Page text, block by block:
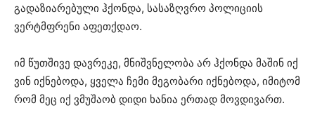
გადაზიარებული ჰქონდა, სასაზღვრო პოლიციის
ვერტმფრენი აფეთქდაო.
იმ წუთშივე დავრეკე, მნიშვნელობა არ ჰქონდა მაშინ იქ
ვინ იქნებოდა, ყველა ჩემი მეგობარი იქნებოდა, იმიტომ
რომ მეც იქ ვმუშაობ დიდი ხანია ერთად მოვდივართ.